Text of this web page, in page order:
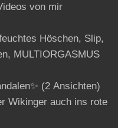
von mir
Höschen, Slip,
MULTIORGASMUS
(2 Ansichten)
Wikinger auch ins rote